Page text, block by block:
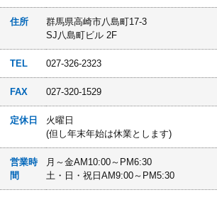
住所
群馬県高崎市八島町17-3
SJ八島町ビル 2F
TEL 027-326-2323
FAX 027-320-1529
定休日
火曜日
(但し年末年始は休業とします)
営業時
間
月～金AM10:00～PM6:30
土・日・祝日AM9:00～PM5:30